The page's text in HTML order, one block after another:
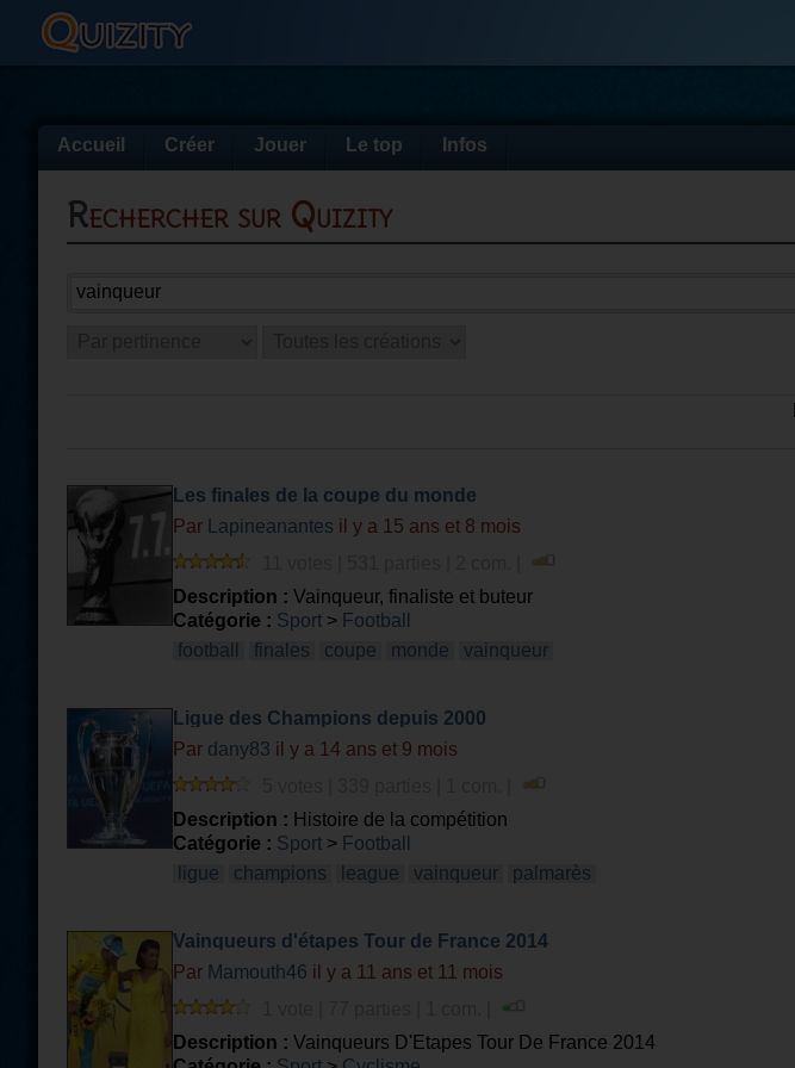
Accueil Créer Jouer Le top Infos
Rechercher sur Quizity
Les finales de la coupe du monde
Par
Lapineanantes il y a 15 ans et 8 mois
Description : Vainqueur, finaliste et buteur
Catégorie : Sport > Football
football
finales coupe monde vainqueur
Ligue des Champions depuis 2000
Par dany83 il y a 14 ans et 9 mois
Description : Histoire de la compétition
Catégorie : Sport > Football
ligue
champions league vainqueur palmarès
Vainqueurs d'étapes Tour de France 2014
Par Mamouth46 il y a 11 ans et 11 mois
Description : Vainqueurs D'Etapes Tour De France 2014